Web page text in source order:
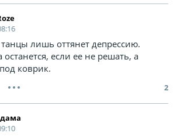
лишь оттянет депрессию.
если ее не решать, а
коврик.
2